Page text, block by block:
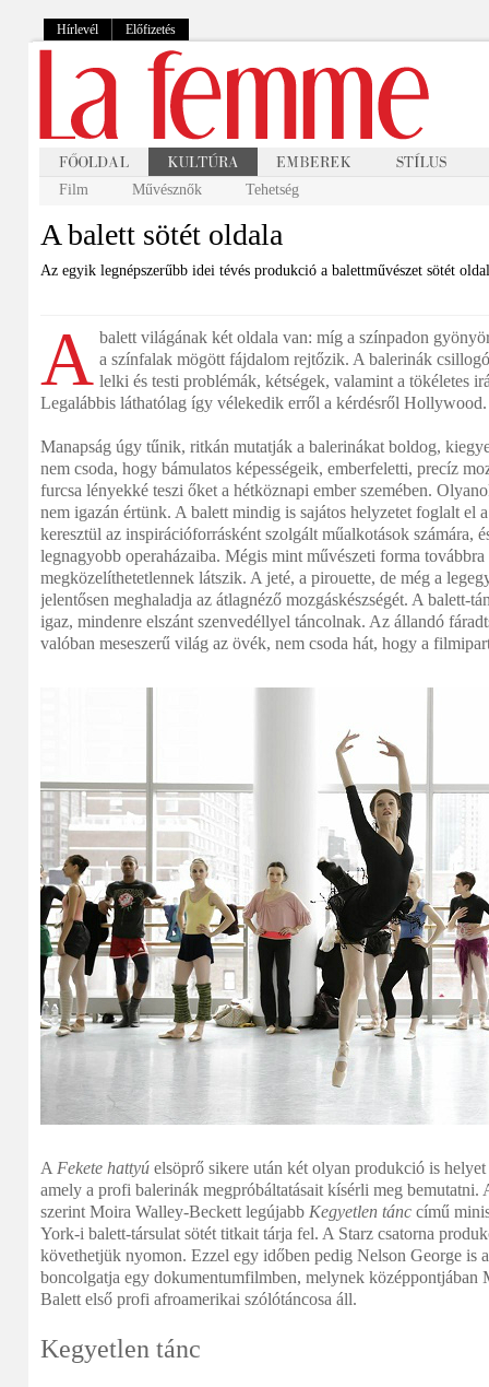
Hírlevél Előfizetés
Film Művésznők Tehetség
A balett sötét oldala
Az egyik legnépszerűbb idei tévés produkció a balettművészet sötét
A balett világának két oldala van: míg a színpadon
a színfalak mögött fájdalom rejtőzik. A balerinák
lelki és testi problémák, kétségek, valamint a tökéletes
Legalábbis láthatólag így vélekedik erről a kérdésről Hollywood.
Manapság úgy tűnik, ritkán mutatják a balerinákat boldog,
nem csoda, hogy bámulatos képességeik, emberfeletti, precíz
furcsa lényekké teszi őket a hétköznapi ember szemében.
nem igazán értünk. A balett mindig is sajátos helyzetet foglalt el
keresztül az inspirációforrásként szolgált műalkotások számára,
legnagyobb operaházaiba. Mégis mint művészeti forma
megközelíthetetlennek látszik. A jeté, a pirouette, de még a
jelentősen meghaladja az átlagnéző mozgáskészségét. A balett-
igaz, mindenre elszánt szenvedéllyel táncolnak. Az állandó
valóban meseszerű világ az övék, nem csoda hát, hogy a
A Fekete hattyú elsöprő sikere után két olyan produkció is
amely a profi balerinák megpróbáltatásait kísérli meg
szerint Moira Walley-Beckett legújabb Kegyetlen tánc című
York-i balett-társulat sötét titkait tárja fel. A Starz csatorna
követhetjük nyomon. Ezzel egy időben pedig Nelson George is
boncolgatja egy dokumentumfilmben, melynek középpontjában
Balett első profi afroamerikai szólótáncosa áll.
Kegyetlen tánc